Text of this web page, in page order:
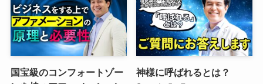
国宝級のコンフォートゾー
神様に呼ばれるとは？